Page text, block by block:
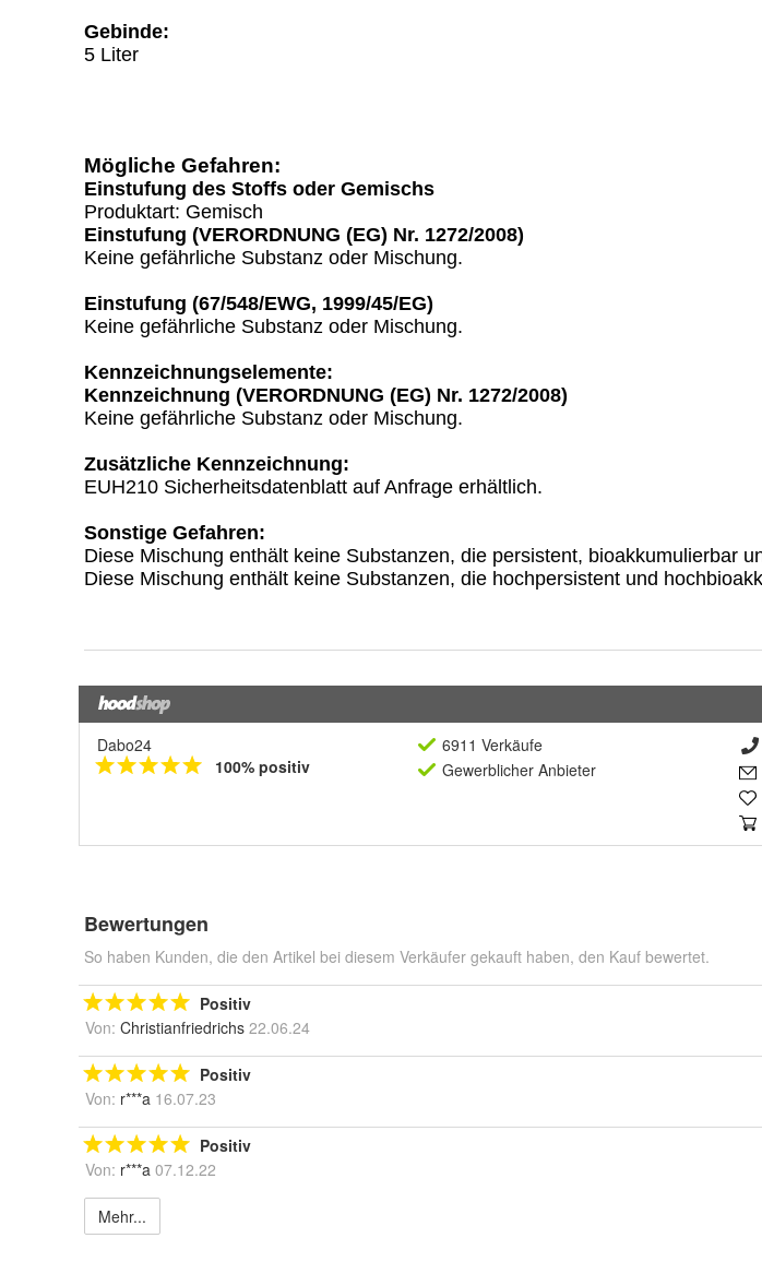
Dabo24
100% positiv
6911 Verkäufe
Gewerblicher Anbieter
Bewertungen
So haben Kunden, die den Artikel bei diesem Verkäufer gekauft haben, den Kauf bewertet.
Positiv
Von: Christianfriedrichs 22.06.24
Positiv
Von: r***a 16.07.23
Positiv
Von: r***a 07.12.22
Mehr...